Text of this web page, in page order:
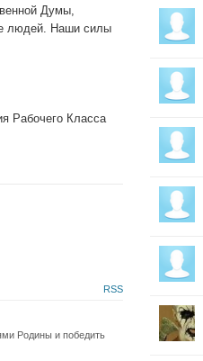
Думы,
людей. Наши силы
Рабочего Класса
RSS
Родины и победить